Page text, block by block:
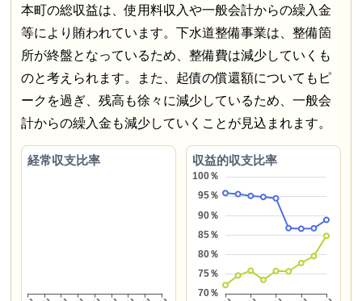
本町の総収益は、使用料収入や一般会計からの繰入金
等により賄われています。下水道整備事業は、整備箇
所が終盤となっているため、整備費は減少していくも
のと考えられます。また、起債の償還額についてもピ
ークを過ぎ、残高も徐々に減少しているため、一般会
計からの繰入金も減少していくことが見込まれます。
経常収支比率 収益的収支比率